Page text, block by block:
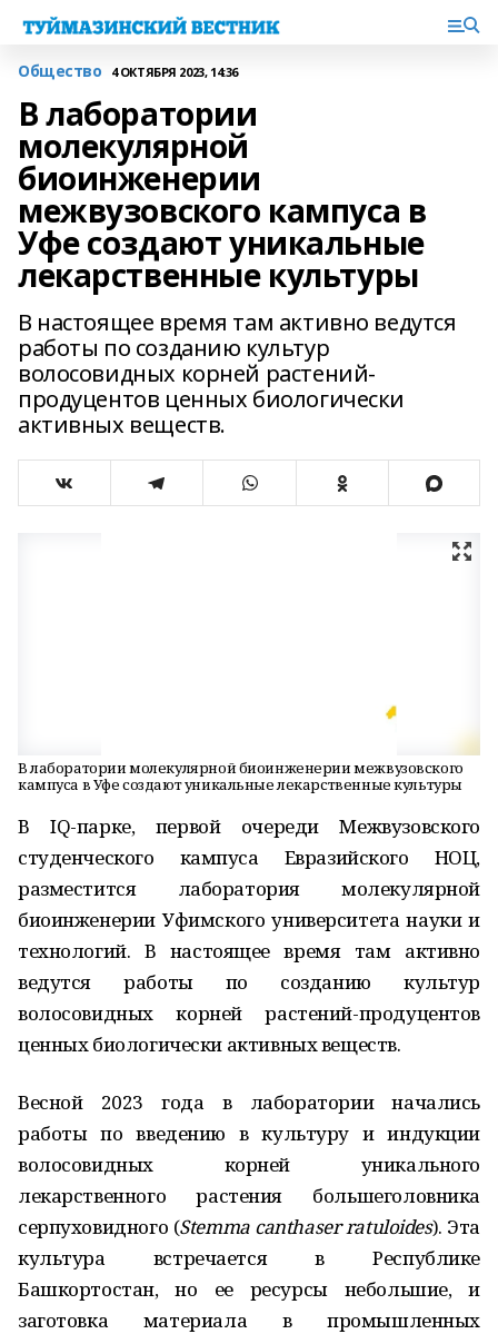
Общество 4 ОКТЯБРЯ 2023, 14:36
В лаборатории
молекулярной
биоинженерии
межвузовского кампуса в
Уфе создают уникальные
лекарственные культуры
В настоящее время там активно ведутся
работы по созданию культур
волосовидных корней растений-
продуцентов ценных биологически
активных веществ.
В лаборатории молекулярной биоинженерии межвузовского
кампуса в Уфе создают уникальные лекарственные культуры
В IQ-парке, первой очереди Межвузовского
студенческого кампуса Евразийского НОЦ,
разместится лаборатория молекулярной
биоинженерии Уфимского университета науки и
технологий. В настоящее время там активно
ведутся работы по созданию культур
волосовидных корней растений-продуцентов
ценных биологически активных веществ.
Весной 2023 года в лаборатории начались
работы по введению в культуру и индукции
волосовидных корней уникального
лекарственного растения большеголовника
серпуховидного (Stemma canthaser ratuloides). Эта
культура встречается в Республике
Башкортостан, но ее ресурсы небольшие, и
заготовка материала в промышленных